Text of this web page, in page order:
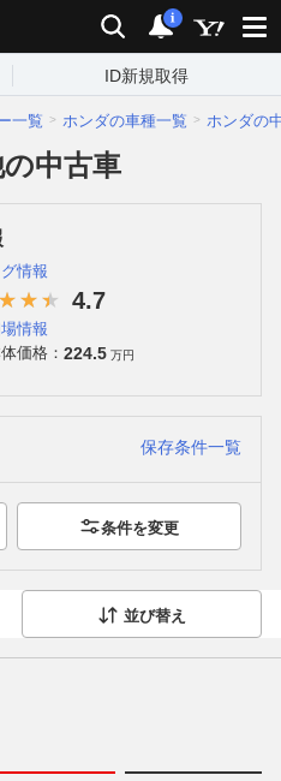
検索 通知
i
ID新規取得
一覧 ホンダの車種一覧 ホンダの
中古車
情報
4.7
情報
価格： 224.5 万円
保存条件一覧
条件を変更
並び替え